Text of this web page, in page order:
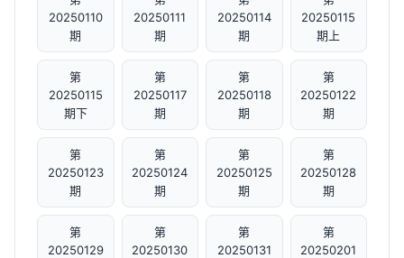
20250110
期
20250111
期
20250114
期
20250115
期上
第
20250115
期下
第
20250117
期
第
20250118
期
第
20250122
期
第
20250123
期
第
20250124
期
第
20250125
期
第
20250128
期
第
20250129
第
20250130
第
20250131
第
20250201